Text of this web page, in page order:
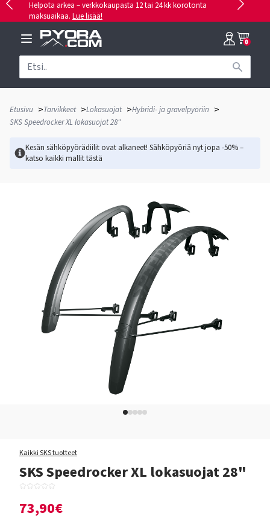
Helpota arkea – verkkokaupasta 12 tai 24 kk korotonta
maksuaikaa. Lue lisää!
0
Etusivu >Tarvikkeet >Lokasuojat >Hybridi- ja gravelpyöriin >
SKS Speedrocker XL lokasuojat 28"
Kesän sähköpyörädiilit ovat alkaneet! Sähköpyöriä nyt jopa -50% –
katso kaikki mallittästä
Kaikki SKS tuotteet
SKS Speedrocker XL lokasuojat 28"
73,90€